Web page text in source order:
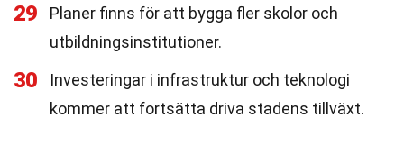
29
Planer finns för att bygga fler skolor och
utbildningsinstitutioner.
30
Investeringar i infrastruktur och teknologi
kommer att fortsätta driva stadens tillväxt.